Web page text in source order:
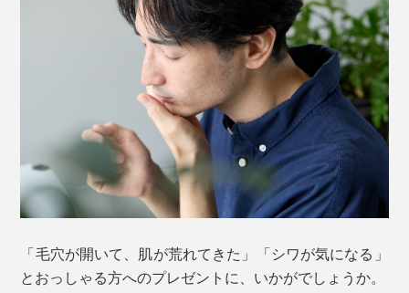
「毛穴が開いて、肌が荒れてきた」「シワが気になる」
とおっしゃる方へのプレゼントに、いかがでしょうか。